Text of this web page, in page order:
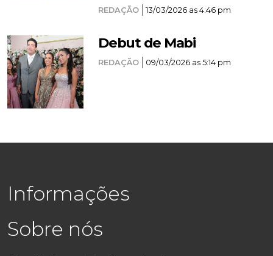
REDAÇÃO 13/03/2026 as 4:46 pm
Debut de Mabi
REDAÇÃO 09/03/2026 as 5:14 pm
Informações
Sobre nós